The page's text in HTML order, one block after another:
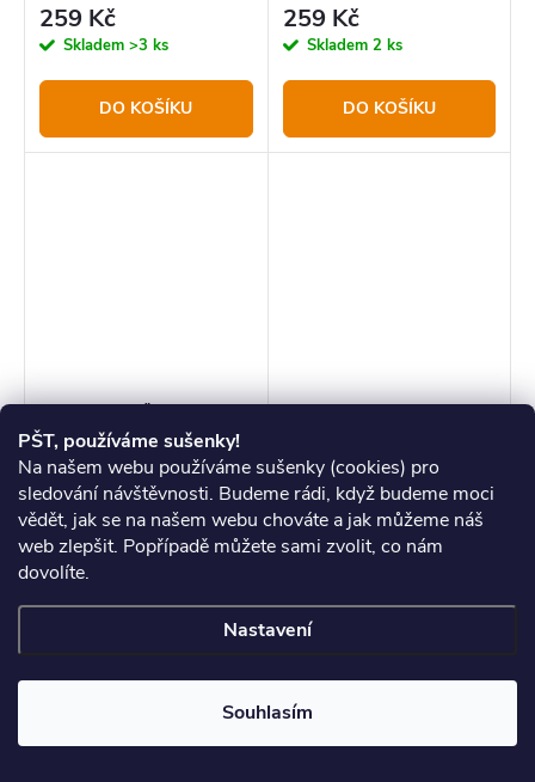
PŠT, používáme sušenky!
Na našem webu používáme sušenky (cookies) pro
sledování návštěvnosti. Budeme rádi, když budeme moci
vědět, jak se na našem webu chováte a jak můžeme náš
web zlepšit. Popřípadě můžete sami zvolit, co nám
dovolíte.
Nastavení
Souhlasím
259 Kč
Skladem >3 ks
DO KOŠÍKU
259 Kč
Skladem 2 ks
DO KOŠÍKU
Beanie One Size Black
Reflex
269 Kč
Skladem
/ Fleece
339 Kč
Skladem >3 ks
Multifunkční pokrývka hlavy
designu s logem SG (čelisti),
která může sloužit jako